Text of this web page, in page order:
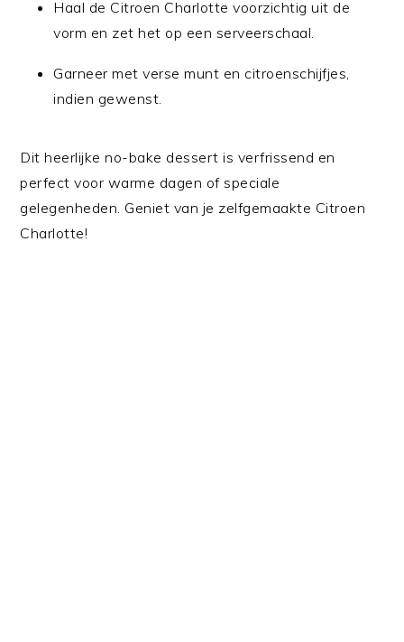
Haal de Citroen Charlotte voorzichtig uit de
vorm en zet het op een serveerschaal.
Garneer met verse munt en citroenschijfjes,
indien gewenst.
Dit heerlijke no-bake dessert is verfrissend en
perfect voor warme dagen of speciale
gelegenheden. Geniet van je zelfgemaakte Citroen
Charlotte!